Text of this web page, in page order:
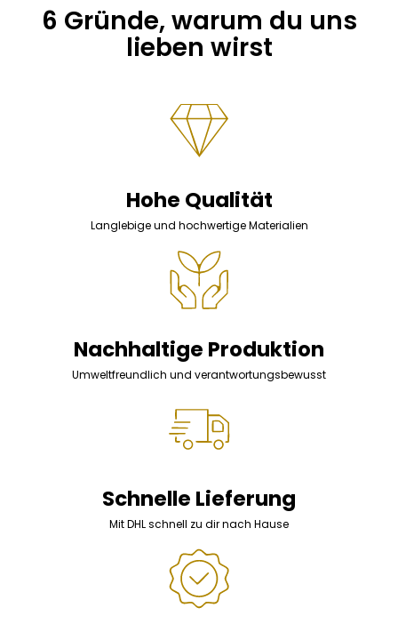
6 Gründe, warum du uns
lieben wirst
Hohe Qualität
Langlebige und hochwertige Materialien
Nachhaltige Produktion
Umweltfreundlich und verantwortungsbewusst
Schnelle Lieferung
Mit DHL schnell zu dir nach Hause